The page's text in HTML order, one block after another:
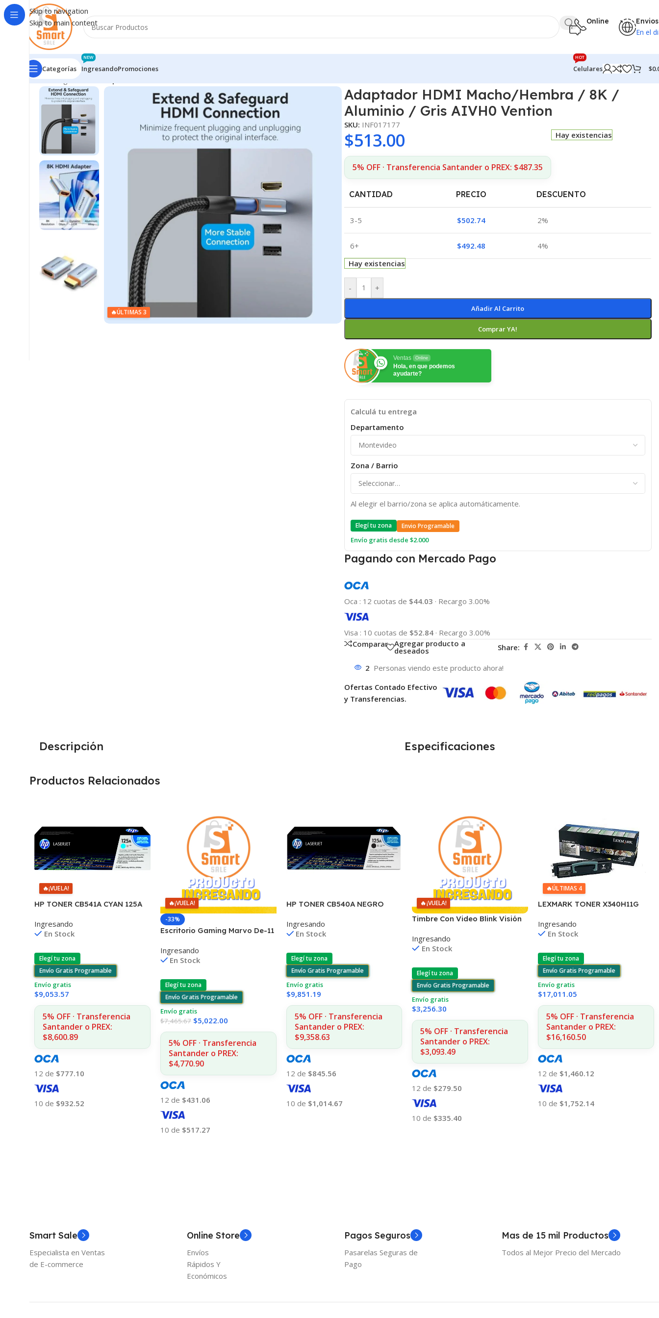
Skip to navigation
Skip to main content
Online Envios
En el
Categorías Ingresando
NEW
Promociones Celulares
HOT
$
Inicio/Ingresando
🔥ÚLTIMAS 3
Adaptador HDMI Macho/Hembra / 8K /
Aluminio / Gris AIVH0 Vention
SKU: INF017177
$513.00
5% OFF · Transferencia Santander o PREX: $487.35
Hay existencias
CANTIDAD PRECIO DESCUENTO
3-5 $502.74 2%
6+ $492.48
4%
Hay existencias
- +
Añadir Al Carrito
Comprar YA!
Ventas Online
Hola, en que podemos
ayudarte?
Calculá tu entrega
Departamento
Zona / Barrio
Al elegir el barrio/zona se aplica automáticamente.
Elegí tu zona Envio Programable
Envío gratis desde $2.000
Pagando con Mercado Pago
Oca : 12 cuotas de $44.03 · Recargo 3.00%
Visa : 10 cuotas de $52.84 · Recargo 3.00%
Comparar
Agregar producto a
deseados Share:
2 Personas viendo este producto ahora!
Ofertas Contado Efectivo
y Transferencias.
Descripción Especificaciones
Productos Relacionados
🔥¡VUELA!
HP TONER CB541A CYAN 125A
1215/1515/1510/1312
Ingresando
En Stock
Elegí tu zona
Envío Gratis Programable
Envío gratis
$9,053.57
5% OFF · Transferencia
Santander o PREX:
$8,600.89
12 de $777.10
10 de $932.52
🔥¡VUELA!
-33%
Escritorio Gaming Marvo De-11
Ingresando
En Stock
Elegí tu zona
Envío Gratis Programable
Envío gratis
$7,465.67 $5,022.00
5% OFF · Transferencia
Santander o PREX:
$4,770.90
12 de $431.06
10 de $517.27
HP TONER CB540A NEGRO
1215/1515/1510/1312
Ingresando
En Stock
Elegí tu zona
Envío Gratis Programable
Envío gratis
$9,851.19
5% OFF · Transferencia
Santander o PREX:
$9,358.63
12 de $845.56
10 de $1,014.67
🔥¡VUELA!
Timbre Con Video Blink Visión
Ingresando
En Stock
Elegí tu zona
Envío Gratis Programable
Envío gratis
$3,256.30
5% OFF · Transferencia
Santander o PREX:
$3,093.49
12 de $279.50
10 de $335.40
🔥ÚLTIMAS 4
LEXMARK TONER X340H11G
Ingresando
En Stock
Elegí tu zona
Envío Gratis Programable
Envío gratis
$17,011.05
5% OFF · Transferencia
Santander o PREX:
$16,160.50
12 de $1,460.12
10 de $1,752.14
Smart Sale
Especialista en Ventas
de E-commerce
Online Store
Envíos
Rápidos Y
Económicos
Pagos Seguros
Pasarelas Seguras de
Pago
Mas de 15 mil Productos
Todos al Mejor Precio del Mercado